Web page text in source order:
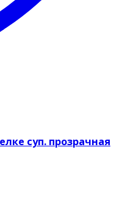
суп. прозрачная